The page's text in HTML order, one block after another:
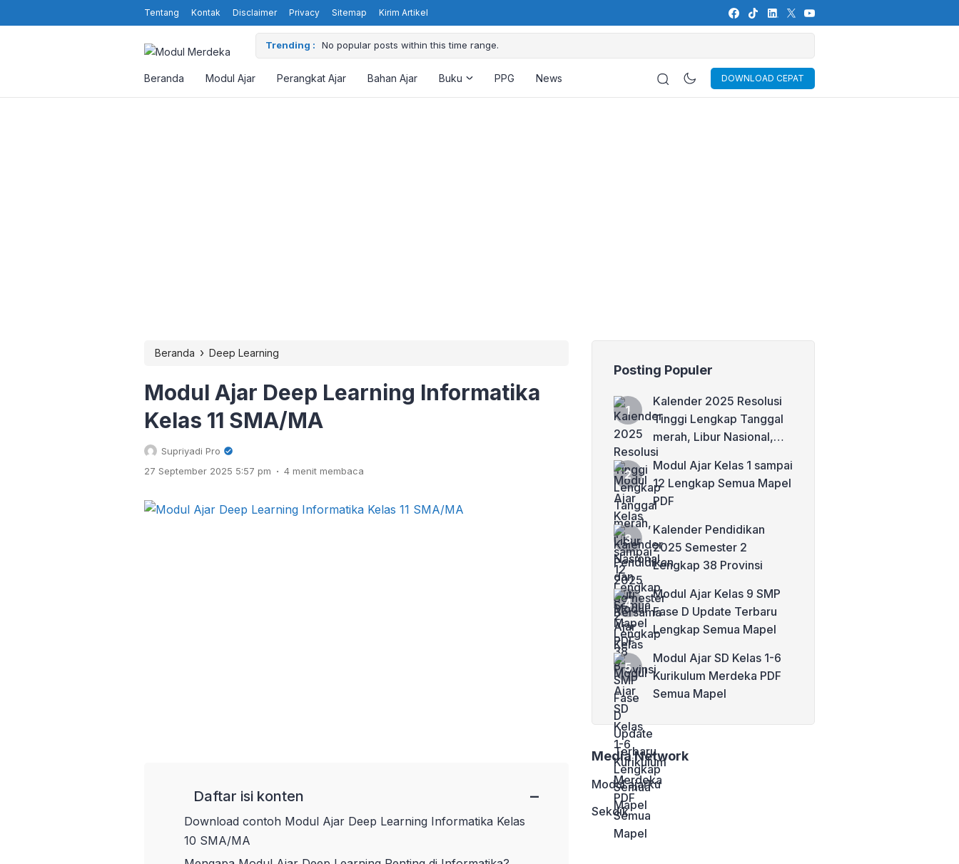
Tentang Kontak Disclaimer Privacy Sitemap Kirim Artikel
Trending : No popular posts within this time range.
DOWNLOAD CEPAT
Beranda Modul Ajar Perangkat Ajar Bahan Ajar Buku PPG News
Beranda › Deep Learning
Modul Ajar Deep Learning Informatika
Kelas 11 SMA/MA
Supriyadi Pro
27 September 2025 5:57 pm . 4 menit membaca
Daftar isi konten −
Download contoh Modul Ajar Deep Learning Informatika Kelas
10 SMA/MA
Posting Populer
Kalender 2025 Resolusi
Tinggi Lengkap Tanggal
merah, Libur Nasional,
dan Cuti Bersama
Modul Ajar Kelas 1 sampai
12 Lengkap Semua Mapel
PDF
Kalender Pendidikan
2025 Semester 2
Lengkap 38 Provinsi
Modul Ajar Kelas 9 SMP
Fase D Update Terbaru
Lengkap Semua Mapel
Modul Ajar SD Kelas 1-6
Kurikulum Merdeka PDF
Semua Mapel
Media Network
Modul ajarku
Sekdik